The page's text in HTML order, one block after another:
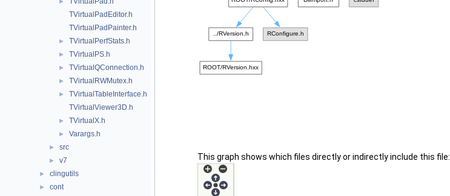
TVirtualPadEditor.h
TVirtualPadPainter.h
► TVirtualPerfStats.h
► TVirtualPS.h
► TVirtualQConnection.h
► TVirtualRWMutex.h
►
TVirtualTableInterface.h
TVirtualViewer3D.h
► TVirtualX.h
► Varargs.h
► src
► v7
► clingutils
► cont
This graph shows which files directly or indirectly include this file: